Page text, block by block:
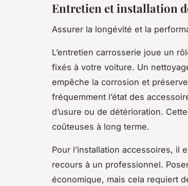
Entretien et installation
Assurer la longévité et la
L’entretien carrosserie joue un
fixés à votre voiture. Un
empêche la corrosion et
fréquemment l’état des
d’usure ou de détérioration.
coûteuses à long terme.
Pour l’installation accessoires, il
recours à un professionnel.
économique, mais cela requiert